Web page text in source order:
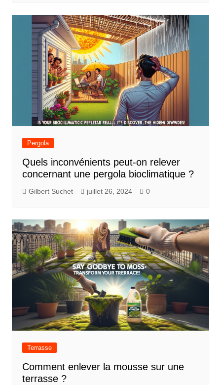
Pergola
Quels inconvénients peut-on relever
concernant une pergola bioclimatique ?
Gilbert Suchet juillet 26, 2024 0
Terrasse
Comment enlever la mousse sur une
terrasse ?